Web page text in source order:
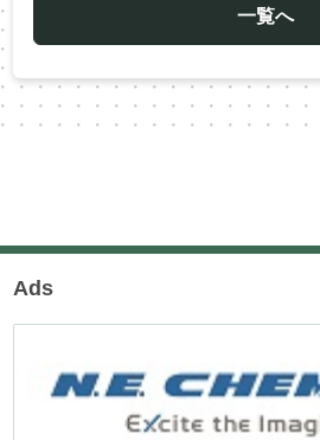
ー
シ
ョ
一覧へ
Ads